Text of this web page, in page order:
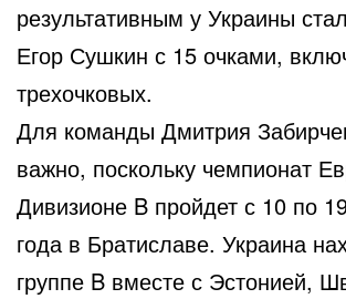
результативным у Украины
Егор Сушкин с 15 очками,
трехочковых.
Для команды Дмитрия
важно, поскольку чемпионат
Дивизионе B пройдет с 10 по
года в Братиславе. Украина
группе B вместе с Эстонией,